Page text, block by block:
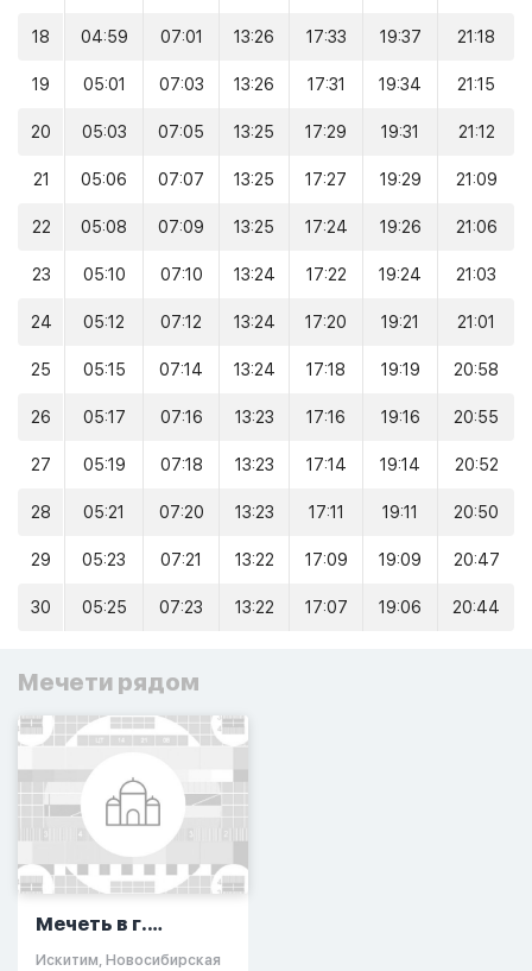
18 04:59 07:01 13:26 17:33 19:37 21:18
19 05:01 07:03 13:26 17:31 19:34 21:15
20 05:03 07:05 13:25 17:29 19:31 21:12
21 05:06 07:07 13:25 17:27 19:29 21:09
22 05:08 07:09 13:25 17:24 19:26 21:06
23 05:10 07:10 13:24 17:22 19:24 21:03
24 05:12 07:12 13:24 17:20 19:21 21:01
25 05:15 07:14 13:24 17:18 19:19 20:58
26 05:17 07:16 13:23 17:16 19:16 20:55
27 05:19 07:18 13:23 17:14 19:14 20:52
28 05:21 07:20 13:23 17:11 19:11 20:50
29 05:23 07:21 13:22 17:09 19:09 20:47
30 05:25 07:23 13:22 17:07 19:06 20:44
Мечети рядом
Мечеть в г.
Искитим
Искитим, Новосибирская